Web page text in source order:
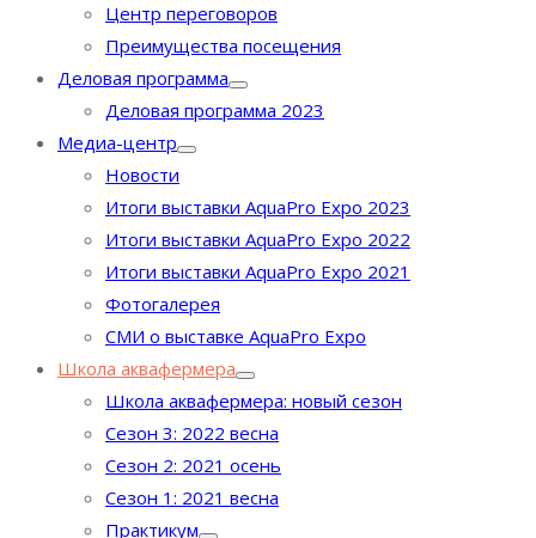
Центр переговоров
Преимущества посещения
Деловая программа
Деловая программа 2023
Медиа-центр
Новости
Итоги выставки AquaPro Expo 2023
Итоги выставки AquaPro Expo 2022
Итоги выставки AquaPro Expo 2021
Фотогалерея
СМИ о выставке AquaPro Expo
Школа аквафермера
Школа аквафермера: новый сезон
Сезон 3: 2022 весна
Сезон 2: 2021 осень
Сезон 1: 2021 весна
Практикум